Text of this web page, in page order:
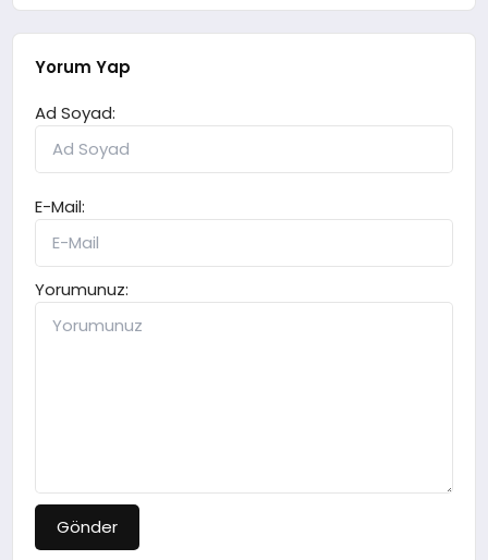
Yorum Yap
Ad Soyad:
E-Mail:
Yorumunuz:
Gönder